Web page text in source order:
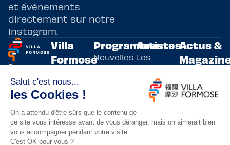
et événements
directement sur notre
Instagram.
Programmes
de
résidences
artistiques
bilatérales,
entre la
France et
Taïwan.
Villa
Formose
Adoptez
un artiste
Lieux de
résidence
Programmes
Nouvelles
écritures
Arts
vivants
innovants
Artistes
Les
artistes
résidents
Evènements
Actus &